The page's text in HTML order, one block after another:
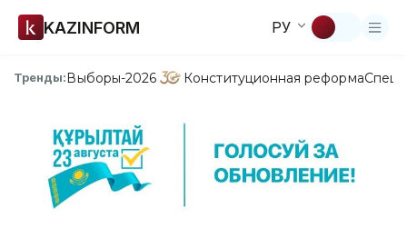
KAZINFORM РУ
Тренды:Выборы-2026 Конституционная реформа